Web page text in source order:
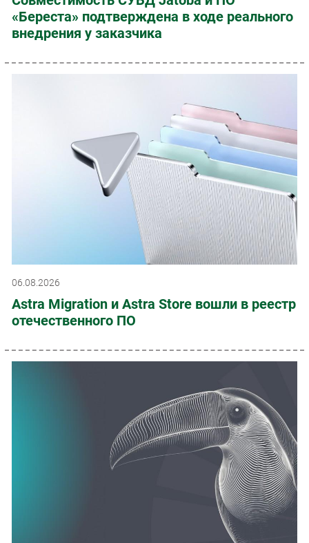
«Береста» подтверждена в ходе реального
внедрения у заказчика
06.08.2026
Astra Migration и Astra Store вошли в реестр
отечественного ПО